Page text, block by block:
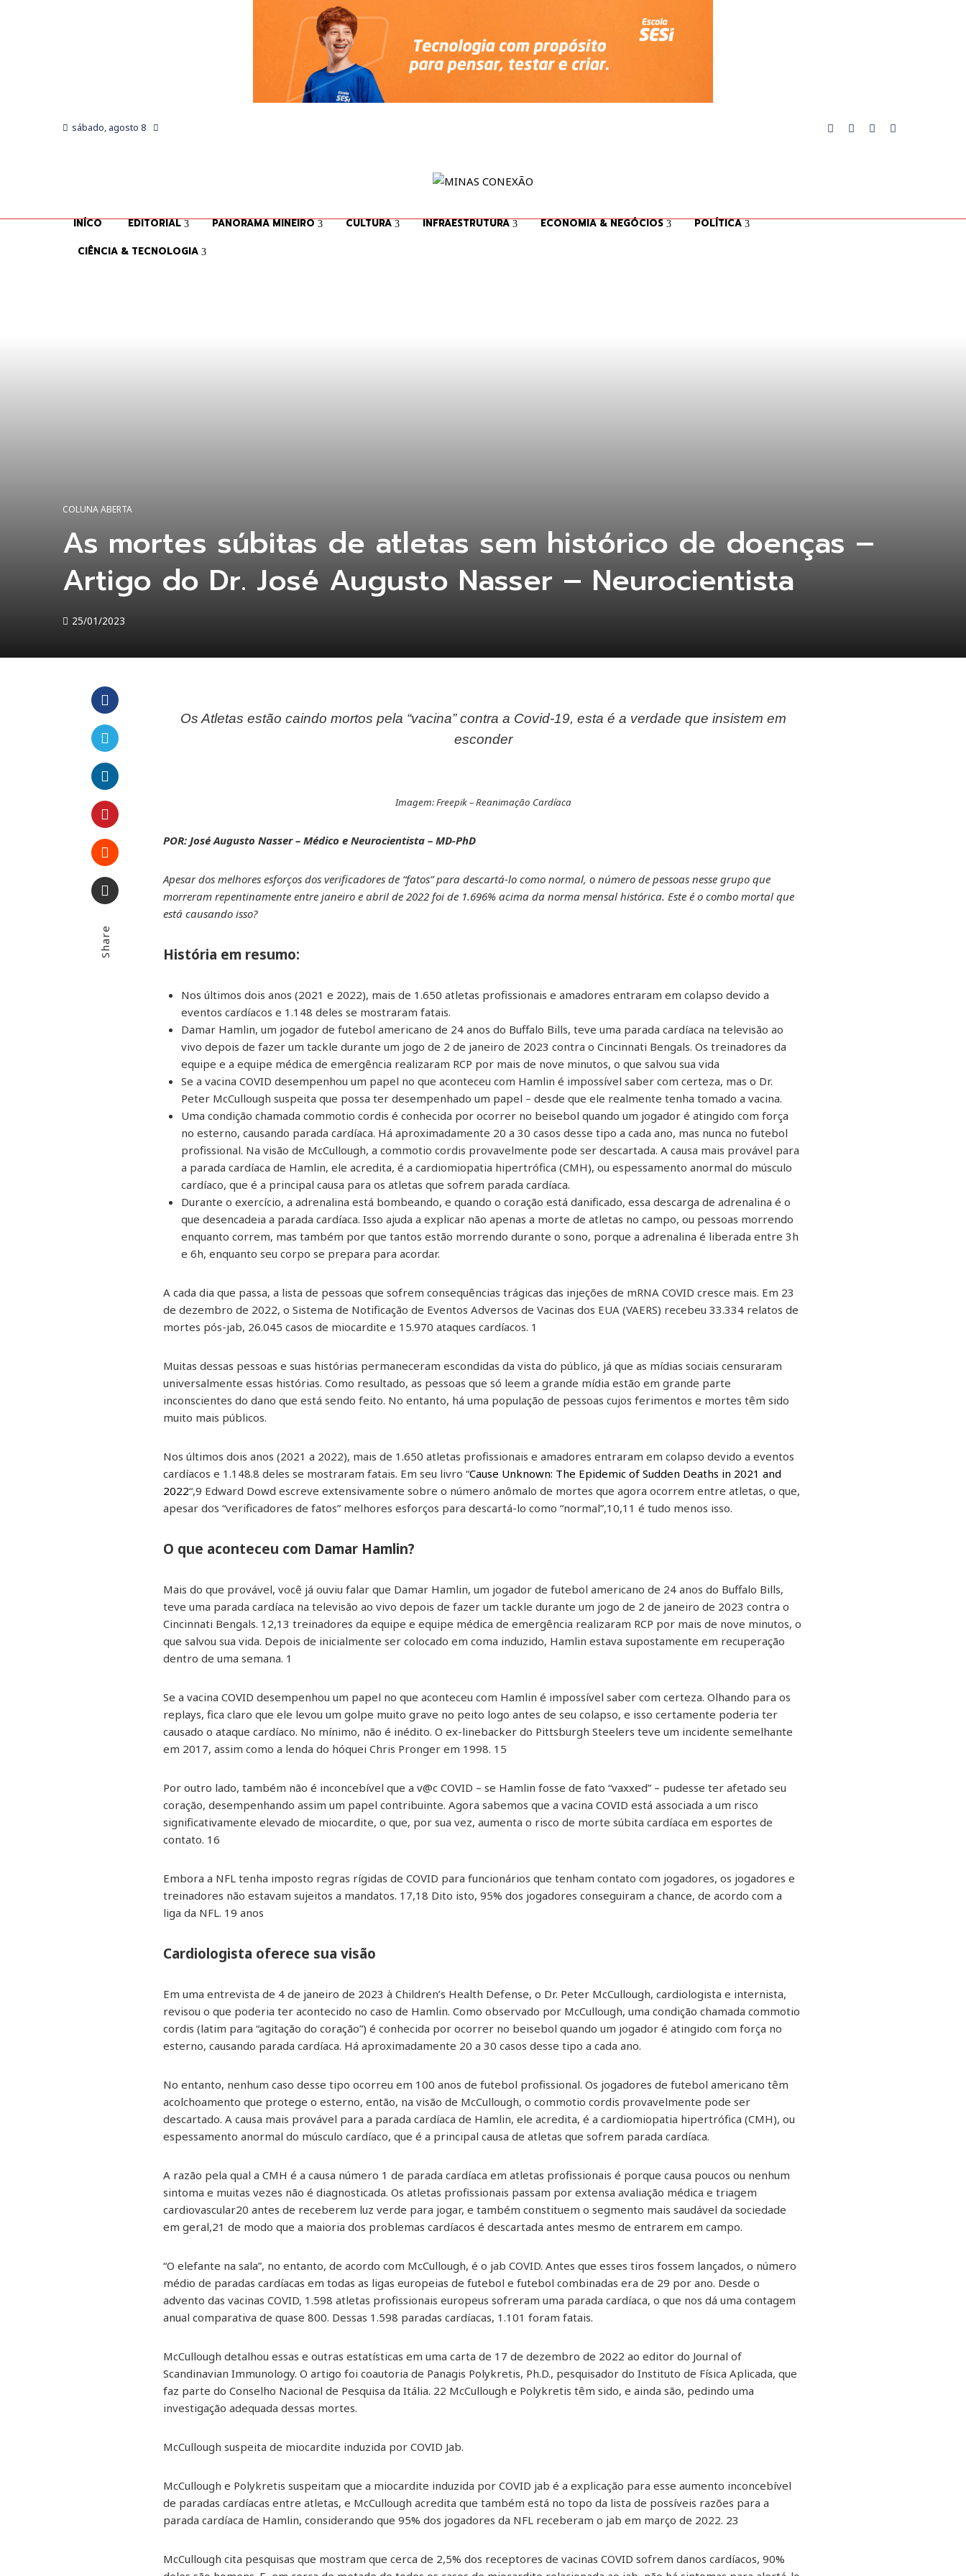
sábado, agosto 8
INÍCO EDITORIAL PANORAMA MINEIRO CULTURA INFRAESTRUTURA ECONOMIA & NEGÓCIOS POLÍTICA
CIÊNCIA & TECNOLOGIA
COLUNA ABERTA
As mortes súbitas de atletas sem histórico de doenças –
Artigo do Dr. José Augusto Nasser – Neurocientista
25/01/2023
Facebook
Twitter
LinkedIn
Pinterest
Stumbleupon
Share
Os Atletas estão caindo mortos pela “vacina” contra a Covid-19, esta é a verdade que insistem em
esconder
Imagem: Freepik – Reanimação Cardíaca
POR: José Augusto Nasser – Médico e Neurocientista – MD-PhD
Apesar dos melhores esforços dos verificadores de “fatos” para descartá-lo como normal, o número de pessoas nesse grupo que
morreram repentinamente entre janeiro e abril de 2022 foi de 1.696% acima da norma mensal histórica. Este é o combo mortal que
está causando isso?
História em resumo:
Nos últimos dois anos (2021 e 2022), mais de 1.650 atletas profissionais e amadores entraram em colapso devido a
eventos cardíacos e 1.148 deles se mostraram fatais.
Damar Hamlin, um jogador de futebol americano de 24 anos do Buffalo Bills, teve uma parada cardíaca na televisão ao
vivo depois de fazer um tackle durante um jogo de 2 de janeiro de 2023 contra o Cincinnati Bengals. Os treinadores da
equipe e a equipe médica de emergência realizaram RCP por mais de nove minutos, o que salvou sua vida
Se a vacina COVID desempenhou um papel no que aconteceu com Hamlin é impossível saber com certeza, mas o Dr.
Peter McCullough suspeita que possa ter desempenhado um papel – desde que ele realmente tenha tomado a vacina.
Uma condição chamada commotio cordis é conhecida por ocorrer no beisebol quando um jogador é atingido com força
no esterno, causando parada cardíaca. Há aproximadamente 20 a 30 casos desse tipo a cada ano, mas nunca no futebol
profissional. Na visão de McCullough, a commotio cordis provavelmente pode ser descartada. A causa mais provável para
a parada cardíaca de Hamlin, ele acredita, é a cardiomiopatia hipertrófica (CMH), ou espessamento anormal do músculo
cardíaco, que é a principal causa para os atletas que sofrem parada cardíaca.
Durante o exercício, a adrenalina está bombeando, e quando o coração está danificado, essa descarga de adrenalina é o
que desencadeia a parada cardíaca. Isso ajuda a explicar não apenas a morte de atletas no campo, ou pessoas morrendo
enquanto correm, mas também por que tantos estão morrendo durante o sono, porque a adrenalina é liberada entre 3h
e 6h, enquanto seu corpo se prepara para acordar.
A cada dia que passa, a lista de pessoas que sofrem consequências trágicas das injeções de mRNA COVID cresce mais. Em 23
de dezembro de 2022, o Sistema de Notificação de Eventos Adversos de Vacinas dos EUA (VAERS) recebeu 33.334 relatos de
mortes pós-jab, 26.045 casos de miocardite e 15.970 ataques cardíacos. 1
Muitas dessas pessoas e suas histórias permaneceram escondidas da vista do público, já que as mídias sociais censuraram
universalmente essas histórias. Como resultado, as pessoas que só leem a grande mídia estão em grande parte
inconscientes do dano que está sendo feito. No entanto, há uma população de pessoas cujos ferimentos e mortes têm sido
muito mais públicos.
Nos últimos dois anos (2021 a 2022), mais de 1.650 atletas profissionais e amadores entraram em colapso devido a eventos
cardíacos e 1.148.8 deles se mostraram fatais. Em seu livro “Cause Unknown: The Epidemic of Sudden Deaths in 2021 and
2022“,9 Edward Dowd escreve extensivamente sobre o número anômalo de mortes que agora ocorrem entre atletas, o que,
apesar dos “verificadores de fatos” melhores esforços para descartá-lo como “normal”,10,11 é tudo menos isso.
O que aconteceu com Damar Hamlin?
Mais do que provável, você já ouviu falar que Damar Hamlin, um jogador de futebol americano de 24 anos do Buffalo Bills,
teve uma parada cardíaca na televisão ao vivo depois de fazer um tackle durante um jogo de 2 de janeiro de 2023 contra o
Cincinnati Bengals. 12,13 treinadores da equipe e equipe médica de emergência realizaram RCP por mais de nove minutos, o
que salvou sua vida. Depois de inicialmente ser colocado em coma induzido, Hamlin estava supostamente em recuperação
dentro de uma semana. 1
Se a vacina COVID desempenhou um papel no que aconteceu com Hamlin é impossível saber com certeza. Olhando para os
replays, fica claro que ele levou um golpe muito grave no peito logo antes de seu colapso, e isso certamente poderia ter
causado o ataque cardíaco. No mínimo, não é inédito. O ex-linebacker do Pittsburgh Steelers teve um incidente semelhante
em 2017, assim como a lenda do hóquei Chris Pronger em 1998. 15
Por outro lado, também não é inconcebível que a v@c COVID – se Hamlin fosse de fato “vaxxed” – pudesse ter afetado seu
coração, desempenhando assim um papel contribuinte. Agora sabemos que a vacina COVID está associada a um risco
significativamente elevado de miocardite, o que, por sua vez, aumenta o risco de morte súbita cardíaca em esportes de
contato. 16
Embora a NFL tenha imposto regras rígidas de COVID para funcionários que tenham contato com jogadores, os jogadores e
treinadores não estavam sujeitos a mandatos. 17,18 Dito isto, 95% dos jogadores conseguiram a chance, de acordo com a
liga da NFL. 19 anos
Cardiologista oferece sua visão
Em uma entrevista de 4 de janeiro de 2023 à Children’s Health Defense, o Dr. Peter McCullough, cardiologista e internista,
revisou o que poderia ter acontecido no caso de Hamlin. Como observado por McCullough, uma condição chamada commotio
cordis (latim para “agitação do coração”) é conhecida por ocorrer no beisebol quando um jogador é atingido com força no
esterno, causando parada cardíaca. Há aproximadamente 20 a 30 casos desse tipo a cada ano.
No entanto, nenhum caso desse tipo ocorreu em 100 anos de futebol profissional. Os jogadores de futebol americano têm
acolchoamento que protege o esterno, então, na visão de McCullough, o commotio cordis provavelmente pode ser
descartado. A causa mais provável para a parada cardíaca de Hamlin, ele acredita, é a cardiomiopatia hipertrófica (CMH), ou
espessamento anormal do músculo cardíaco, que é a principal causa de atletas que sofrem parada cardíaca.
A razão pela qual a CMH é a causa número 1 de parada cardíaca em atletas profissionais é porque causa poucos ou nenhum
sintoma e muitas vezes não é diagnosticada. Os atletas profissionais passam por extensa avaliação médica e triagem
cardiovascular20 antes de receberem luz verde para jogar, e também constituem o segmento mais saudável da sociedade
em geral,21 de modo que a maioria dos problemas cardíacos é descartada antes mesmo de entrarem em campo.
“O elefante na sala”, no entanto, de acordo com McCullough, é o jab COVID. Antes que esses tiros fossem lançados, o número
médio de paradas cardíacas em todas as ligas europeias de futebol e futebol combinadas era de 29 por ano. Desde o
advento das vacinas COVID, 1.598 atletas profissionais europeus sofreram uma parada cardíaca, o que nos dá uma contagem
anual comparativa de quase 800. Dessas 1.598 paradas cardíacas, 1.101 foram fatais.
McCullough detalhou essas e outras estatísticas em uma carta de 17 de dezembro de 2022 ao editor do Journal of
Scandinavian Immunology. O artigo foi coautoria de Panagis Polykretis, Ph.D., pesquisador do Instituto de Física Aplicada, que
faz parte do Conselho Nacional de Pesquisa da Itália. 22 McCullough e Polykretis têm sido, e ainda são, pedindo uma
investigação adequada dessas mortes.
McCullough suspeita de miocardite induzida por COVID Jab.
McCullough e Polykretis suspeitam que a miocardite induzida por COVID jab é a explicação para esse aumento inconcebível
de paradas cardíacas entre atletas, e McCullough acredita que também está no topo da lista de possíveis razões para a
parada cardíaca de Hamlin, considerando que 95% dos jogadores da NFL receberam o jab em março de 2022. 23
McCullough cita pesquisas que mostram que cerca de 2,5% dos receptores de vacinas COVID sofrem danos cardíacos, 90%